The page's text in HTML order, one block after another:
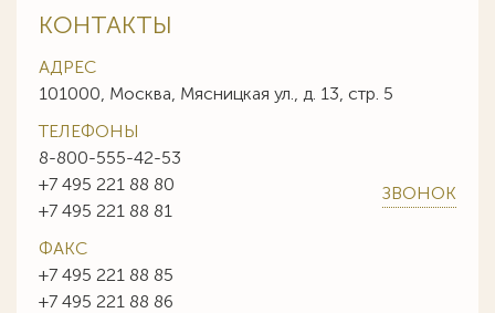
КОНТАКТЫ
АДРЕС
101000, Москва, Мясницкая ул., д. 13, стр. 5
ТЕЛЕФОНЫ
8-800-555-42-53
+7 495 221 88 80
+7 495 221 88 81
ЗВОНОК
ФАКС
+7 495 221 88 85
+7 495 221 88 86